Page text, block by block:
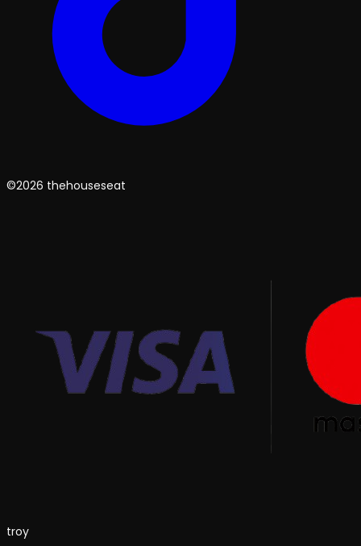
©2026 thehouseseat
troy